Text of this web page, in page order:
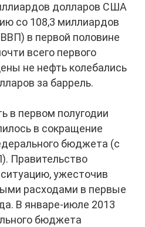
долларов США
со 108,3 миллиардов
в первой половине
всего первого
не нефть колебались
за баррель.
в первом полугодии
в сокращение
бюджета (с
Правительство
ужесточив
расходами в первые
В январе-июле 2013
бюджета